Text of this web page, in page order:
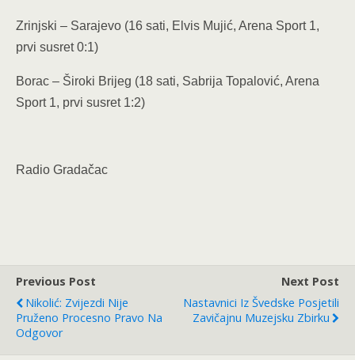
Zrinjski – Sarajevo (16 sati, Elvis Mujić, Arena Sport 1,
prvi susret 0:1)
Borac – Široki Brijeg (18 sati, Sabrija Topalović, Arena
Sport 1, prvi susret 1:2)
Radio Gradačac
Previous Post
Nikolić: Zvijezdi Nije
Pruženo Procesno Pravo Na
Odgovor
Next Post
Nastavnici Iz Švedske Posjetili
Zavičajnu Muzejsku Zbirku